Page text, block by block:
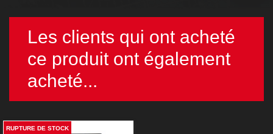
Les clients qui ont acheté
ce produit ont également
acheté...
RUPTURE DE STOCK